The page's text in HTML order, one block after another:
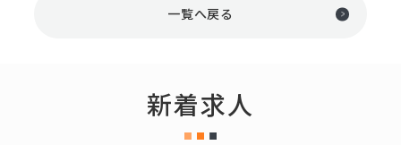
一覧へ戻る
新着求人